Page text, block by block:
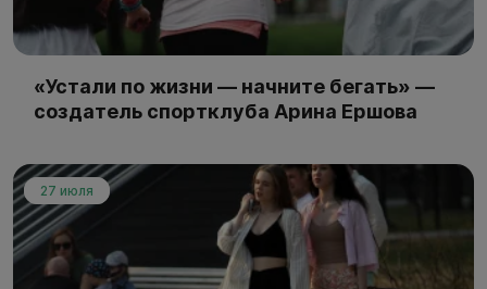
«Устали по жизни — начните бегать» —
создатель спортклуба Арина Ершова
27 июля